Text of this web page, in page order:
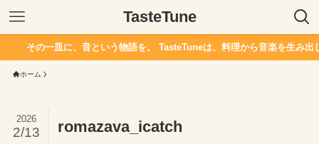
TasteTune
その一皿に、音という物語を。 TasteTuneは、料理から音楽を生み出し
ホーム
romazava_icatch
2026
2/13